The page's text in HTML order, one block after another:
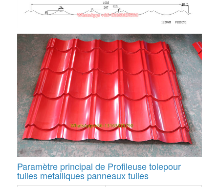
Paramètre principal de Profileuse tolepour
tuiles metalliques panneaux tuiles